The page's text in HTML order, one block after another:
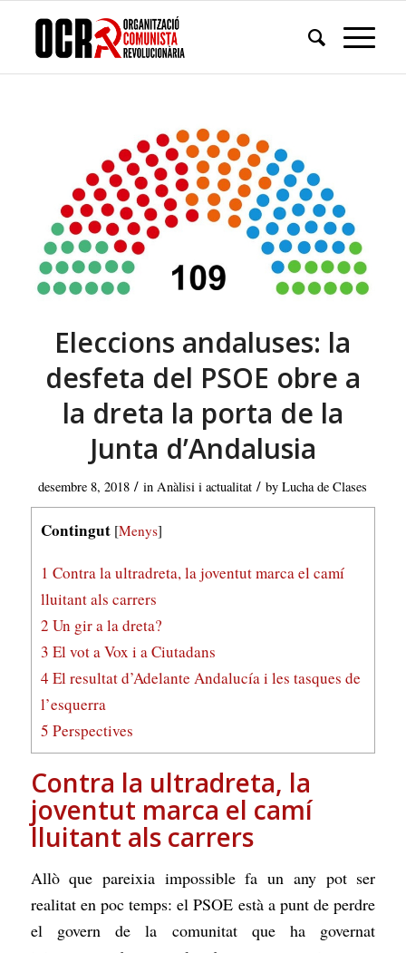
Eleccions andaluses: la
desfeta del PSOE obre a
la dreta la porta de la
Junta d’Andalusia
desembre 8, 2018 / inAnàlisi i actualitat / byLucha de Clases
Contingut [Menys]
1 Contra la ultradreta, la joventut marca el camí
lluitant als carrers
2 Un gir a la dreta?
3 El vot a Vox i a Ciutadans
4 El resultat d’Adelante Andalucía i les tasques de
l’esquerra
5 Perspectives
Contra la ultradreta, la
joventut marca el camí
lluitant als carrers
Allò que pareixia impossible fa un any pot ser
realitat en poc temps: el PSOE està a punt de perdre
el govern de la comunitat que ha governat